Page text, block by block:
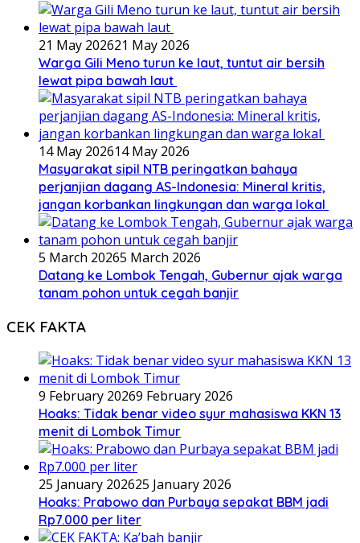
21 May 202621 May 2026
Warga Gili Meno turun ke laut, tuntut air bersih
lewat pipa bawah laut
14 May 202614 May 2026
Masyarakat sipil NTB peringatkan bahaya
perjanjian dagang AS-Indonesia: Mineral kritis,
jangan korbankan lingkungan dan warga lokal
5 March 20265 March 2026
Datang ke Lombok Tengah, Gubernur ajak warga
tanam pohon untuk cegah banjir
CEK FAKTA
9 February 20269 February 2026
Hoaks: Tidak benar video syur mahasiswa KKN 13
menit di Lombok Timur
25 January 202625 January 2026
Hoaks: Prabowo dan Purbaya sepakat BBM jadi
Rp7.000 per liter